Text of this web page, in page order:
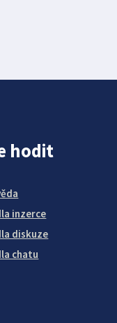
hodit
inzerce
diskuze
chatu